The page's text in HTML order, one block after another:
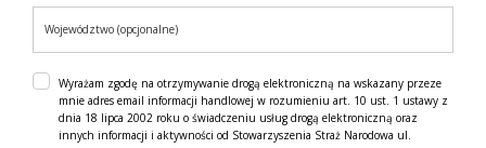
Wyrażam zgodę na otrzymywanie drogą elektroniczną na wskazany przeze
mnie adres email informacji handlowej w rozumieniu art. 10 ust. 1 ustawy z
dnia 18 lipca 2002 roku o świadczeniu usług drogą elektroniczną oraz
innych informacji i aktywności od Stowarzyszenia Straż Narodowa ul.